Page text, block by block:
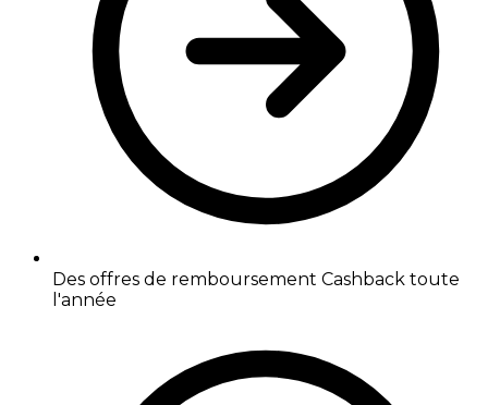
Des offres de remboursement Cashback toute
l'année